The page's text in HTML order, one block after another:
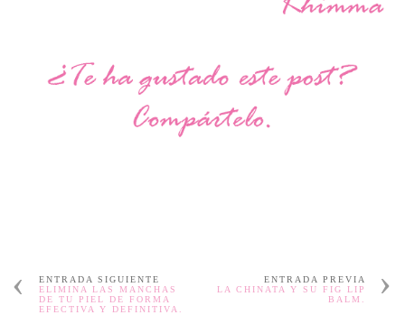
ENTRADA SIGUIENTE
ELIMINA LAS MANCHAS
DE TU PIEL DE FORMA
EFECTIVA Y DEFINITIVA.
ENTRADA PREVIA
LA CHINATA Y SU FIG LIP
BALM.